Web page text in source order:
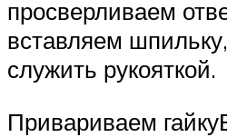
просверливаем
вставляем
служить рукояткой.
Привариваем